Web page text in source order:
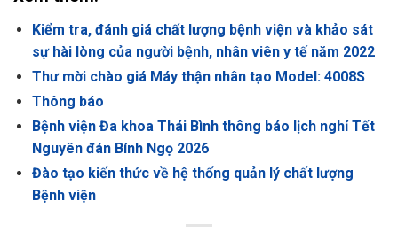
Kiểm tra, đánh giá chất lượng bệnh viện và khảo sát
sự hài lòng của người bệnh, nhân viên y tế năm 2022
Thư mời chào giá Máy thận nhân tạo Model: 4008S
Thông báo
Bệnh viện Đa khoa Thái Bình thông báo lịch nghỉ Tết
Nguyên đán Bính Ngọ 2026
Đào tạo kiến thức về hệ thống quản lý chất lượng
Bệnh viện